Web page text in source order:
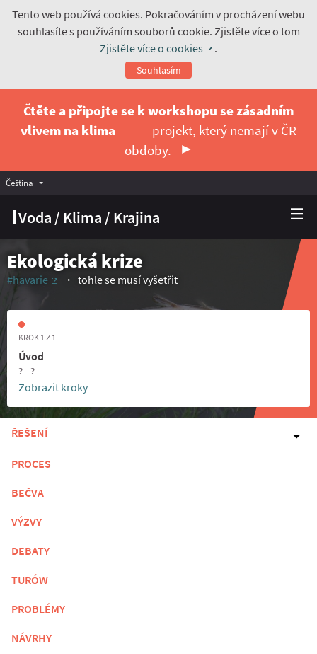
Tento web používá cookies. Pokračováním v procházení webu
souhlasíte s používáním souborů cookie. Zjistěte více o tom
Zjistěte více o cookies
.
Souhlasím
Čtěte a připojte se k workshopu se zásadním
vlivem na klima
-
projekt, který nemají v ČR
obdoby.
Voda / Klima / Krajina
Čeština Vyberte jazyk
Ekologická krize
#havarie
tohle se musí vyšetřit
KROK 1 Z 1
Úvod
? - ?
Zobrazit kroky
ŘEŠENÍ
PROCES
BEČVA
VÝZVY
DEBATY
TURÓW
PROBLÉMY
NÁVRHY